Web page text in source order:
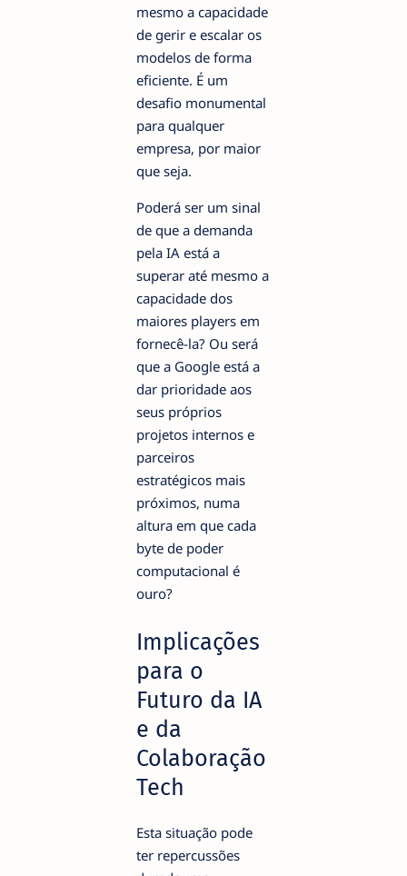
mesmo a capacidade
de gerir e escalar os
modelos de forma
eficiente. É um
desafio monumental
para qualquer
empresa, por maior
que seja.
Poderá ser um sinal
de que a demanda
pela IA está a
superar até mesmo a
capacidade dos
maiores players em
fornecê-la? Ou será
que a Google está a
dar prioridade aos
seus próprios
projetos internos e
parceiros
estratégicos mais
próximos, numa
altura em que cada
byte de poder
computacional é
ouro?
Implicações
para o
Futuro da IA
e da
Colaboração
Tech
Esta situação pode
ter repercussões